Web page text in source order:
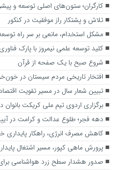
کارگران؛ ستون‌های اصلی توسعه و
تلاش و پشتکار راز موفقیت در کنکور
مشکل استخدام، مانعی بر سر راه
کلید توسعه علمی نیمروز با پارک فناوری
شروع صبح با یک صفحه از قرآن
افتخار تاریخی مردم سیستان در
تبیین شعار سال در مسیر تقویت
برگزاری اردوی تیم ملی کریکت بانوان
دهه فجر؛ طلوع عدالت و کرامت در
کاهش مصرف انرژی، راهکار پایداری
پرورش ماهی کپور، مسیر اشتغال پایدار
صدور هشدار سطح زرد هواشناسی